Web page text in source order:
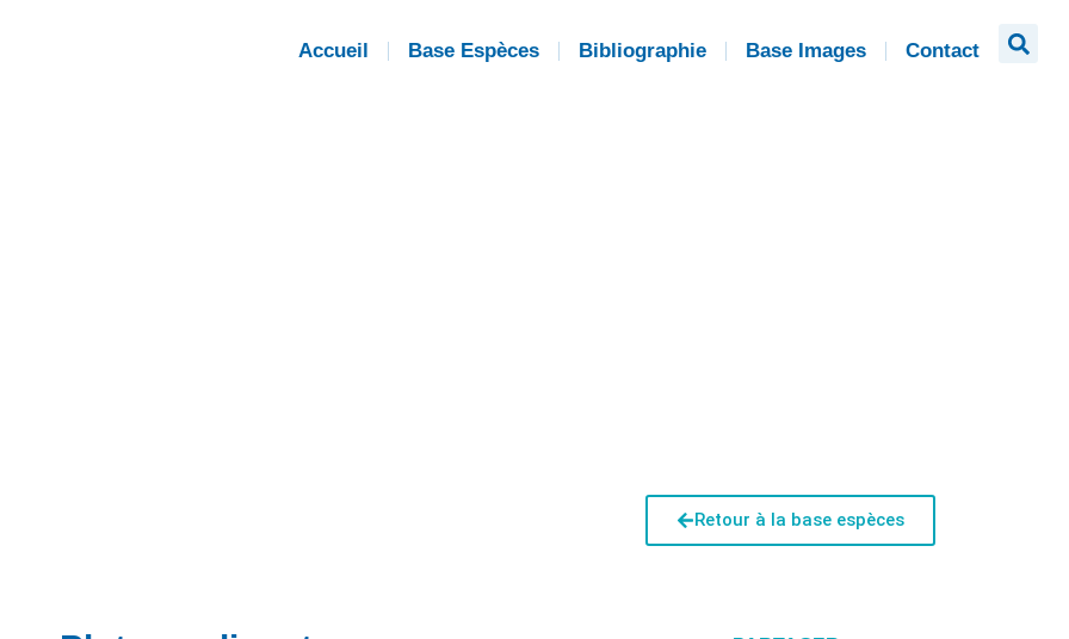
Accueil Base Espèces Bibliographie Base Images Contact
Retour à la base espèces